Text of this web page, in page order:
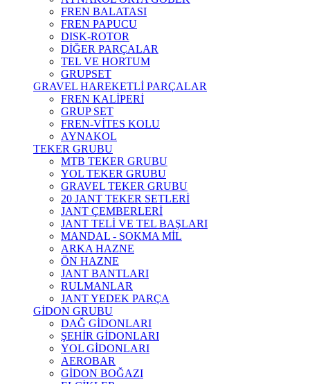
FREN BALATASI
FREN PAPUCU
DISK-ROTOR
DİĞER PARÇALAR
TEL VE HORTUM
GRUPSET
GRAVEL HAREKETLİ PARÇALAR
FREN KALİPERİ
GRUP SET
FREN-VİTES KOLU
AYNAKOL
TEKER GRUBU
MTB TEKER GRUBU
YOL TEKER GRUBU
GRAVEL TEKER GRUBU
20 JANT TEKER SETLERİ
JANT ÇEMBERLERİ
JANT TELİ VE TEL BAŞLARI
MANDAL - SOKMA MİL
ARKA HAZNE
ÖN HAZNE
JANT BANTLARI
RULMANLAR
JANT YEDEK PARÇA
GİDON GRUBU
DAĞ GİDONLARI
ŞEHİR GİDONLARI
YOL GİDONLARI
AEROBAR
GİDON BOĞAZI